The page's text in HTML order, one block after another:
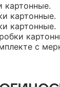
картонные.
картонные.
картонные.
с